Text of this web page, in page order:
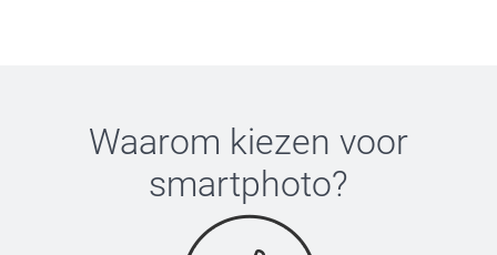
Waarom kiezen voor
smartphoto?